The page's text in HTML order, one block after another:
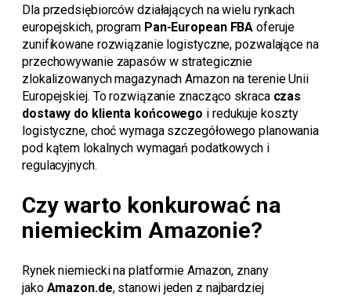
Dla przedsiębiorców działających na wielu rynkach
europejskich, program Pan-European FBA oferuje
zunifikowane rozwiązanie logistyczne, pozwalające na
przechowywanie zapasów w strategicznie
zlokalizowanych magazynach Amazon na terenie Unii
Europejskiej. To rozwiązanie znacząco skraca czas
dostawy do klienta końcowego i redukuje koszty
logistyczne, choć wymaga szczegółowego planowania
pod kątem lokalnych wymagań podatkowych i
regulacyjnych.
Czy warto konkurować na
niemieckim Amazonie?
Rynek niemiecki na platformie Amazon, znany
jako Amazon.de, stanowi jeden z najbardziej